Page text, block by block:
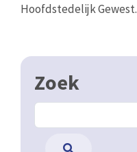
Hoofdstedelijk Gewest.
Zoek